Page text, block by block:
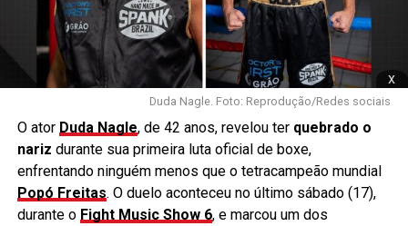
x
Duda Nagle. Foto: Reprodução/Redes sociais
O ator Duda Nagle, de 42 anos, revelou ter quebrado o
nariz durante sua primeira luta oficial de boxe,
enfrentando ninguém menos que o tetracampeão mundial
Popó Freitas. O duelo aconteceu no último sábado (17),
durante o Fight Music Show 6, e marcou um dos